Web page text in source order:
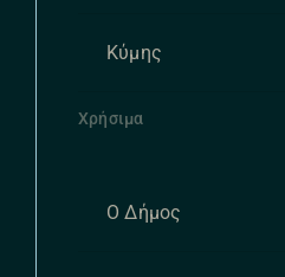
Κύμης
Χρήσιμα
Ο Δήμος